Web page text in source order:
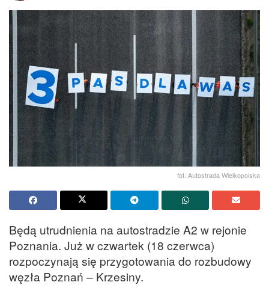
fot. Autostrada Wielkopolska
Będą utrudnienia na autostradzie A2 w rejonie
Poznania. Już w czwartek (18 czerwca)
rozpoczynają się przygotowania do rozbudowy
węzła Poznań – Krzesiny.